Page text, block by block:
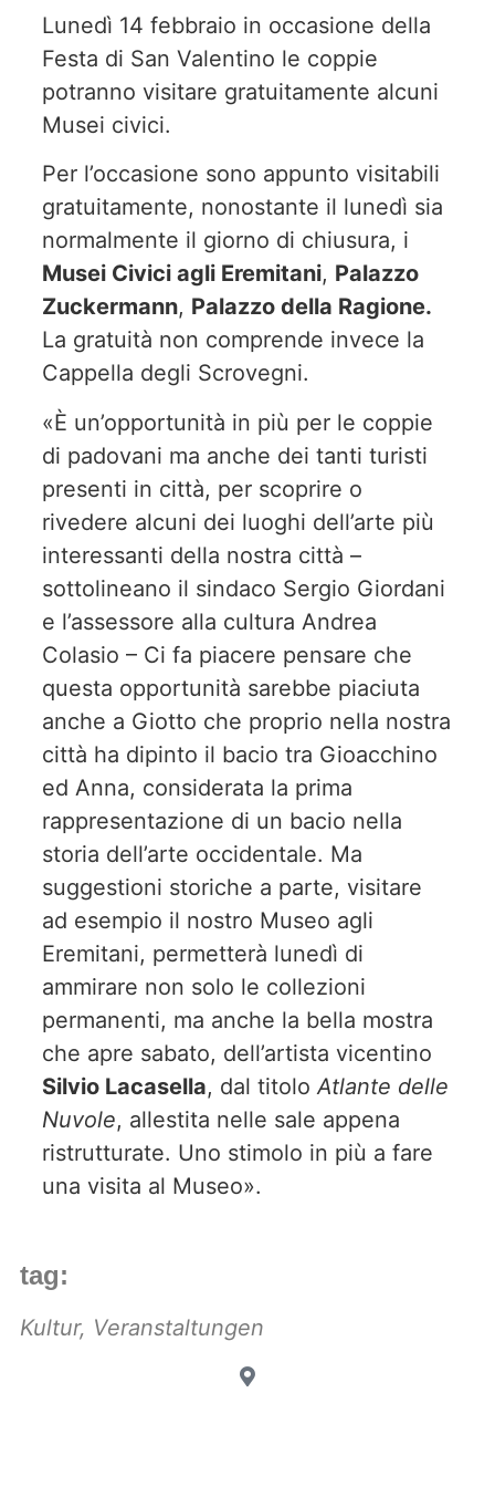
Lunedì 14 febbraio in occasione della
Festa di San Valentino le coppie
potranno visitare gratuitamente alcuni
Musei civici.
Per l’occasione sono appunto visitabili
gratuitamente, nonostante il lunedì sia
normalmente il giorno di chiusura, i
Musei Civici agli Eremitani, Palazzo
Zuckermann, Palazzo della Ragione.
La gratuità non comprende invece la
Cappella degli Scrovegni.
«È un’opportunità in più per le coppie
di padovani ma anche dei tanti turisti
presenti in città, per scoprire o
rivedere alcuni dei luoghi dell’arte più
interessanti della nostra città –
sottolineano il sindaco Sergio Giordani
e l’assessore alla cultura Andrea
Colasio – Ci fa piacere pensare che
questa opportunità sarebbe piaciuta
anche a Giotto che proprio nella nostra
città ha dipinto il bacio tra Gioacchino
ed Anna, considerata la prima
rappresentazione di un bacio nella
storia dell’arte occidentale. Ma
suggestioni storiche a parte, visitare
ad esempio il nostro Museo agli
Eremitani, permetterà lunedì di
ammirare non solo le collezioni
permanenti, ma anche la bella mostra
che apre sabato, dell’artista vicentino
Silvio Lacasella, dal titolo Atlante delle
Nuvole, allestita nelle sale appena
ristrutturate. Uno stimolo in più a fare
una visita al Museo».
tag:
Kultur, Veranstaltungen